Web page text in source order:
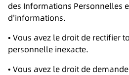
des Informations Personnelles
d'informations.
• Vous avez le droit de rectifier
personnelle inexacte.
• Vous avez le droit de